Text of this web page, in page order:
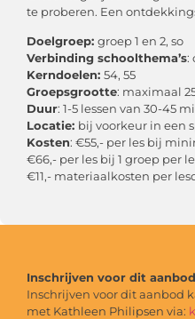
te proberen. Een
Doelgroep: groep 1 en 2, so
Verbinding schoolthema’s:
Kerndoelen: 54, 55
Groepsgrootte: maximaal
Duur: 1-5 lessen van 30-45
Locatie: bij voorkeur in een
Kosten: €55,- per les bij
€66,- per les bij 1 groep per
€11,- materiaalkosten per
Inschrijven voor dit
Inschrijven voor dit aanbod
met Kathleen Philipsen via: